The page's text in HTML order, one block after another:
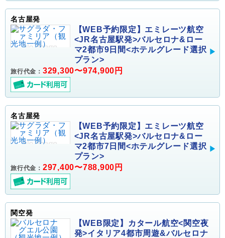
名古屋発
【WEB予約限定】エミレーツ航空
<JR名古屋駅発>バルセロナ&ロー
マ2都市9日間<ホテルグレード選択
プラン>
旅行代金： 329,300〜974,900円
名古屋発
【WEB予約限定】エミレーツ航空
<JR名古屋駅発>バルセロナ&ロー
マ2都市7日間<ホテルグレード選択
プラン>
旅行代金： 297,400〜788,900円
関空発
【WEB限定】カタール航空<関空夜
発>イタリア4都市周遊&バルセロナ